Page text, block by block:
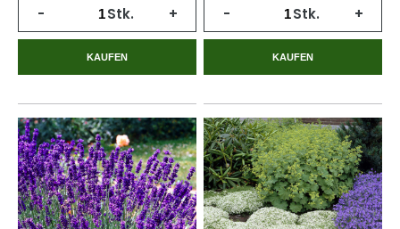
- Stk. +
KAUFEN
- Stk. +
KAUFEN